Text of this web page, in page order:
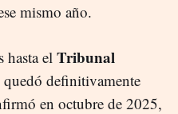
mismo año.
hasta el Tribunal
definitivamente
en octubre de 2025,